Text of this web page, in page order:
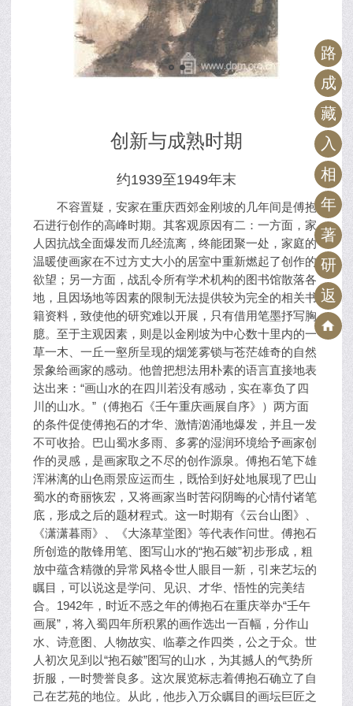
路
成
藏
入
相
年
著
研
返
创新与成熟时期
约1939至1949年末
不容置疑，安家在重庆西郊金刚坡的几年间是傅抱
石进行创作的高峰时期。其客观原因有二：一方面，家
人因抗战全面爆发而几经流离，终能团聚一处，家庭的
温暖使画家在不过方丈大小的居室中重新燃起了创作的
欲望；另一方面，战乱令所有学术机构的图书馆散落各
地，且因场地等因素的限制无法提供较为完全的相关书
籍资料，致使他的研究难以开展，只有借用笔墨抒写胸
臆。至于主观因素，则是以金刚坡为中心数十里内的一
草一木、一丘一壑所呈现的烟笼雾锁与苍茫雄奇的自然
景象给画家的感动。他曾把想法用朴素的语言直接地表
达出来：“画山水的在四川若没有感动，实在辜负了四
川的山水。”（傅抱石《壬午重庆画展自序》）两方面
的条件促使傅抱石的才华、激情汹涌地爆发，并且一发
不可收拾。巴山蜀水多雨、多雾的湿润环境给予画家创
作的灵感，是画家取之不尽的创作源泉。傅抱石笔下雄
浑淋漓的山色雨景应运而生，既恰到好处地展现了巴山
蜀水的奇丽恢宏，又将画家当时苦闷阴晦的心情付诸笔
底，形成之后的题材程式。这一时期有《云台山图》、
《潇潇暮雨》、《大涤草堂图》等代表作问世。傅抱石
所创造的散锋用笔、图写山水的“抱石皴”初步形成，粗
放中蕴含精微的异常风格令世人眼目一新，引来艺坛的
瞩目，可以说这是学问、见识、才华、悟性的完美结
合。1942年，时近不惑之年的傅抱石在重庆举办“壬午
画展”，将入蜀四年所积累的画作选出一百幅，分作山
水、诗意图、人物故实、临摹之作四类，公之于众。世
人初次见到以“抱石皴”图写的山水，为其撼人的气势所
折服，一时赞誉良多。这次展览标志着傅抱石确立了自
己在艺苑的地位。从此，他步入万众瞩目的画坛巨匠之